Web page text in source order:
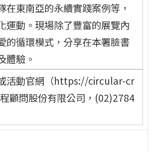
東南亞的永續實踐案例等，
運動。現場除了豐富的展覽內
的循環模式，分享在本署臉書
體驗。
活動官網（https://circular-cr
顧問股份有限公司，(02)2784